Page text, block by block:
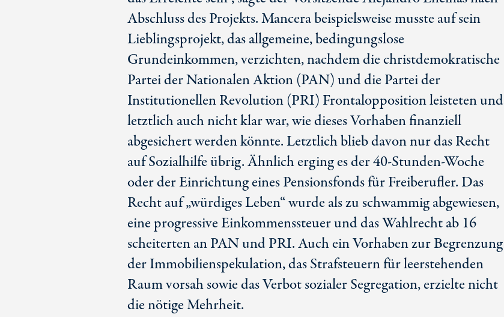
Abschluss des Projekts. Mancera beispielsweise musste auf sein
Lieblingsprojekt, das allgemeine, bedingungslose
Grundeinkommen, verzichten, nachdem die christdemokratische
Partei der Nationalen Aktion (PAN) und die Partei der
Institutionellen Revolution (PRI) Frontalopposition leisteten und
letztlich auch nicht klar war, wie dieses Vorhaben finanziell
abgesichert werden könnte. Letztlich blieb davon nur das Recht
auf Sozialhilfe übrig. Ähnlich erging es der 40-Stunden-Woche
oder der Einrichtung eines Pensionsfonds für Freiberufler. Das
Recht auf „würdiges Leben“ wurde als zu schwammig abgewiesen,
eine progressive Einkommenssteuer und das Wahlrecht ab 16
scheiterten an PAN und PRI. Auch ein Vorhaben zur Begrenzung
der Immobilienspekulation, das Strafsteuern für leerstehenden
Raum vorsah sowie das Verbot sozialer Segregation, erzielte nicht
die nötige Mehrheit.